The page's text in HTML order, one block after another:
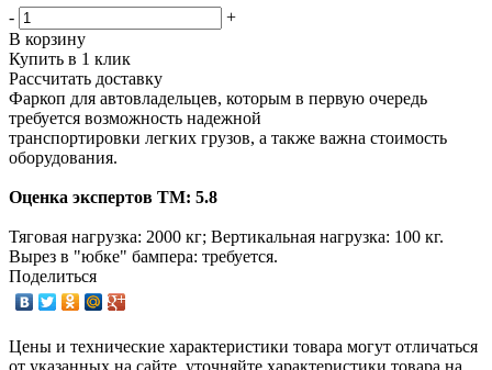
-
+
В корзину
Купить в 1 клик
Рассчитать доставку
Фаркоп для автовладельцев, которым в первую очередь
требуется возможность надежной
транспортировки легких грузов, а также важна стоимость
оборудования.
Оценка экспертов ТМ: 5.8
Тяговая нагрузка: 2000 кг; Вертикальная нагрузка: 100 кг.
Вырез в "юбке" бампера: требуется.
Поделиться
Цены и технические характеристики товара могут отличаться
от указанных на сайте, уточняйте характеристики товара на